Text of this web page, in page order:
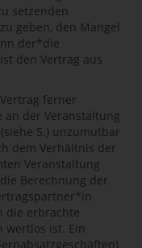
setzenden
geben, den Mangel
der*die
den Vertrag aus
ferner
an der Veranstaltung
5.) unzumutbar
dem Verhältnis der
Veranstaltung
Berechnung der
die erbrachte
ist. Ein